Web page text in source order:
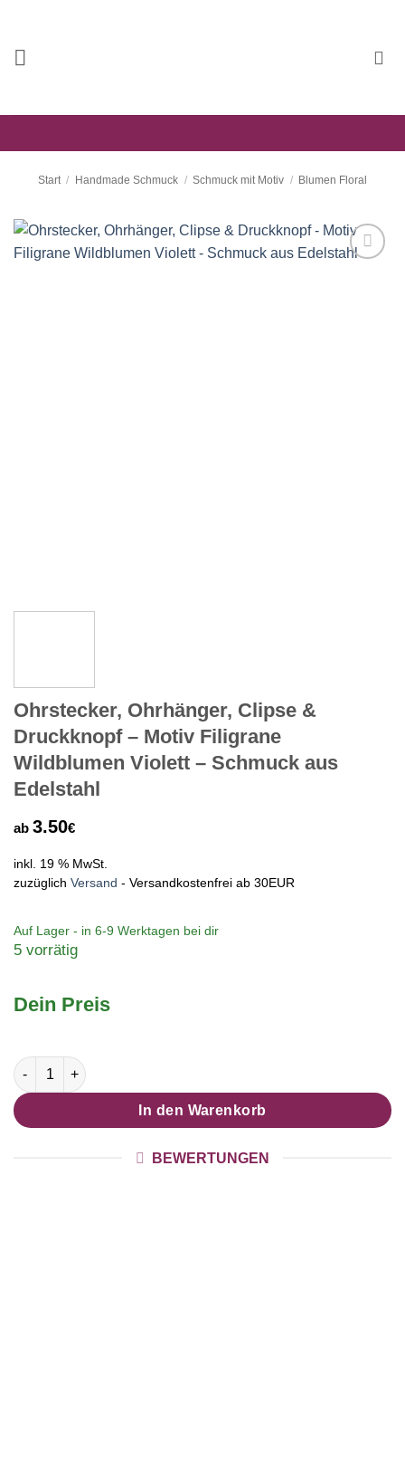
springen
Start / Handmade Schmuck / Schmuck mit Motiv / Blumen Floral
Ohrstecker, Ohrhänger, Clipse &
Druckknopf – Motiv Filigrane
Wildblumen Violett – Schmuck aus
Edelstahl
ab 3.50€
inkl. 19 % MwSt.
zuzüglich Versand - Versandkostenfrei ab 30EUR
Auf Lager - in 6-9 Werktagen bei dir
5 vorrätig
Dein Preis
Ohrstecker, Ohrhänger, Clipse & Druckknopf - Motiv Filigrane
In den Warenkorb
BEWERTUNGEN